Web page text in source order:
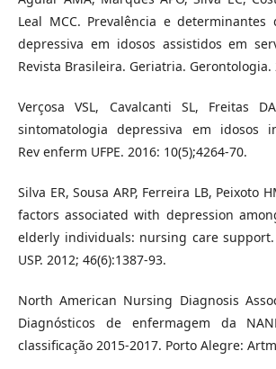
Leal MCC. Prevalência e determinantes
depressiva em idosos assistidos em
Revista Brasileira. Geriatria. Gerontologia.
Verçosa VSL, Cavalcanti SL, Freitas
sintomatologia depressiva em idosos
Rev enferm UFPE. 2016: 10(5);4264-70.
Silva ER, Sousa ARP, Ferreira LB, Peixoto
factors associated with depression
elderly individuals: nursing care support.
USP. 2012; 46(6):1387-93.
North American Nursing Diagnosis
Diagnósticos de enfermagem da
classificação 2015-2017. Porto Alegre: